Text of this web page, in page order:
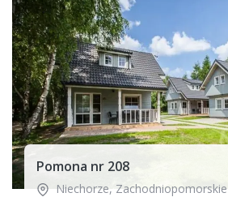
Pomona nr 208
Niechorze, Zachodniopomorskie